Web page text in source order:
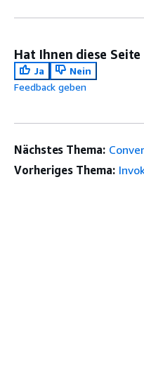
Hat Ihnen diese
Ja
Nein
Feedback geben
Nächstes Thema:
Vorheriges Thema: